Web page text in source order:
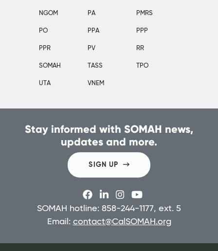
NGOM PA PMRS
PO PPA PPP
PPR PV RR
SOMAH TASS TPO
UTA VNEM
Stay informed with SOMAH news,
updates and more.
SIGN UP
SOMAH hotline: 858-244-1177, ext. 5
Email: contact@CalSOMAH.org